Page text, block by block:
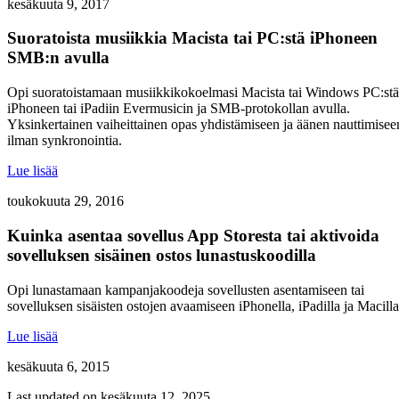
kesäkuuta 9, 2017
Suoratoista musiikkia Macista tai PC:stä iPhoneen
SMB:n avulla
Opi suoratoistamaan musiikkikokoelmasi Macista tai Windows PC:stä
iPhoneen tai iPadiin Evermusicin ja SMB-protokollan avulla.
Yksinkertainen vaiheittainen opas yhdistämiseen ja äänen
ilman synkronointia.
Lue lisää
toukokuuta 29, 2016
Kuinka asentaa sovellus App Storesta tai aktivoida
sovelluksen sisäinen ostos lunastuskoodilla
Opi lunastamaan kampanjakoodeja sovellusten asentamiseen tai
sovelluksen sisäisten ostojen avaamiseen iPhonella, iPadilla ja
Lue lisää
kesäkuuta 6, 2015